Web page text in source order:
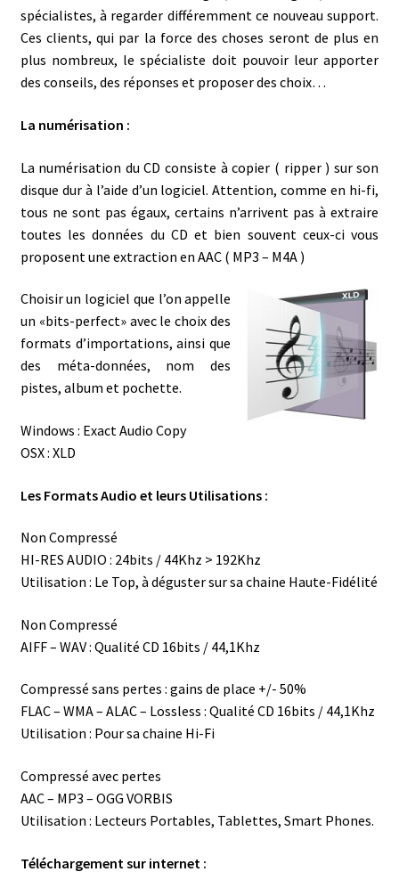
spécialistes, à regarder différemment ce nouveau support.
Ces clients, qui par la force des choses seront de plus en
plus nombreux, le spécialiste doit pouvoir leur apporter
des conseils, des réponses et proposer des choix…
La numérisation :
La numérisation du CD consiste à copier ( ripper ) sur son
disque dur à l’aide d’un logiciel. Attention, comme en hi-fi,
tous ne sont pas égaux, certains n’arrivent pas à extraire
toutes les données du CD et bien souvent ceux-ci vous
proposent une extraction en AAC ( MP3 – M4A )
Choisir un logiciel que l’on appelle
un «bits-perfect» avec le choix des
formats d’importations, ainsi que
des méta-données, nom des
pistes, album et pochette.
Windows : Exact Audio Copy
OSX : XLD
Les Formats Audio et leurs Utilisations :
Non Compressé
HI-RES AUDIO : 24bits / 44Khz > 192Khz
Utilisation : Le Top, à déguster sur sa chaine Haute-Fidélité
Non Compressé
AIFF – WAV : Qualité CD 16bits / 44,1Khz
Compressé sans pertes : gains de place +/- 50%
FLAC – WMA – ALAC – Lossless : Qualité CD 16bits / 44,1Khz
Utilisation : Pour sa chaine Hi-Fi
Compressé avec pertes
AAC – MP3 – OGG VORBIS
Utilisation : Lecteurs Portables, Tablettes, Smart Phones.
Téléchargement sur internet :